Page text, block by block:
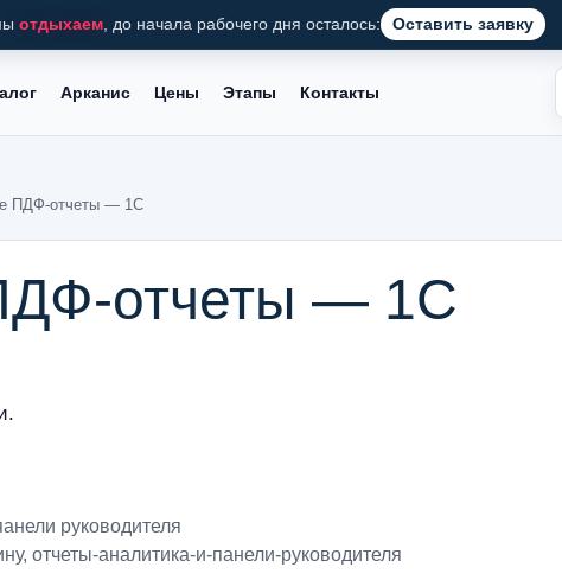
отдыхаем , до начала рабочего дня осталось: Оставить заявку
Арканис Цены Этапы Контакты
ПДФ-отчеты — 1С
отчеты — 1С
руководителя
, отчеты-аналитика-и-панели-руководителя